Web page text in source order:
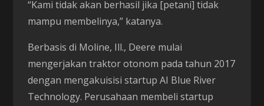
“Kami tidak akan berhasil jika [petani] tidak
mampu membelinya,” katanya.
Berbasis di Moline, Ill., Deere mulai
mengerjakan traktor otonom pada tahun 2017
dengan mengakuisisi startup AI Blue River
Technology. Perusahaan membeli startup